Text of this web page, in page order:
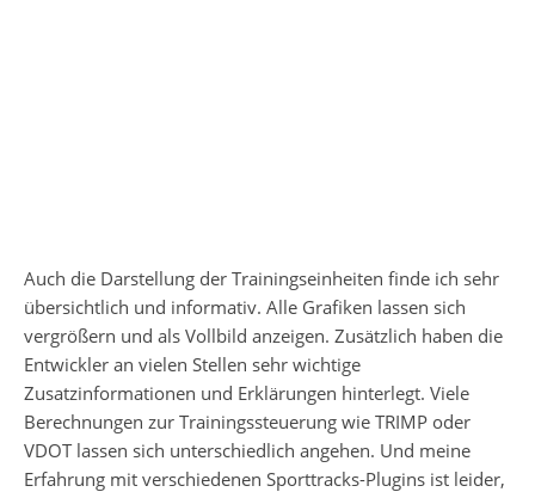
Auch die Darstellung der Trainingseinheiten finde ich sehr
übersichtlich und informativ. Alle Grafiken lassen sich
vergrößern und als Vollbild anzeigen. Zusätzlich haben die
Entwickler an vielen Stellen sehr wichtige
Zusatzinformationen und Erklärungen hinterlegt. Viele
Berechnungen zur Trainingssteuerung wie TRIMP oder
VDOT lassen sich unterschiedlich angehen. Und meine
Erfahrung mit verschiedenen Sporttracks-Plugins ist leider,